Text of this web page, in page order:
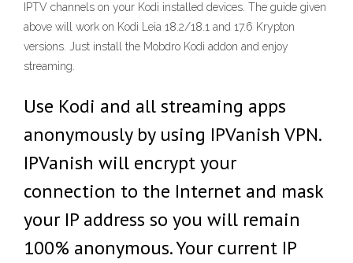
IPTV channels on your Kodi installed devices. The guide given
above will work on Kodi Leia 18.2/18.1 and 17.6 Krypton
versions. Just install the Mobdro Kodi addon and enjoy
streaming.
Use Kodi and all streaming apps
anonymously by using IPVanish VPN.
IPVanish will encrypt your
connection to the Internet and mask
your IP address so you will remain
100% anonymous. Your current IP